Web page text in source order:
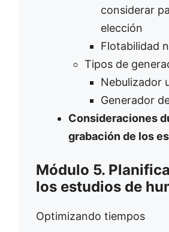
considerar
elección
Flotabilidad
Tipos de
Nebulizador
Generador
Consideraciones
grabación de los
Módulo 5.
los estudios de
Optimizando tiempos